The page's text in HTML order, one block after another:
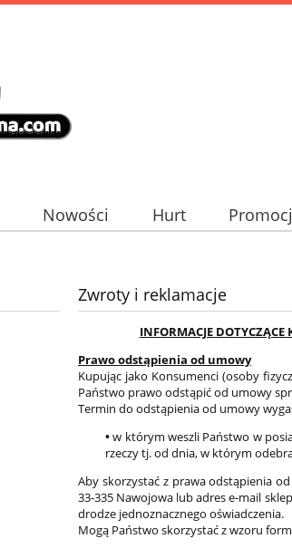
Nowości Hurt
Zwroty i reklamacje
INFORMACJE
Prawo odstąpienia od umowy
Kupując jako Konsumenci (osoby
Państwo prawo odstąpić od umowy
Termin do odstąpienia od umowy
•w którym weszli Państwo w
rzeczy tj. od dnia, w którym
Aby skorzystać z prawa odstąpienia
33-335 Nawojowa lub adres e-mail
drodze jednoznacznego oświadczenia.
Mogą Państwo skorzystać z wzoru